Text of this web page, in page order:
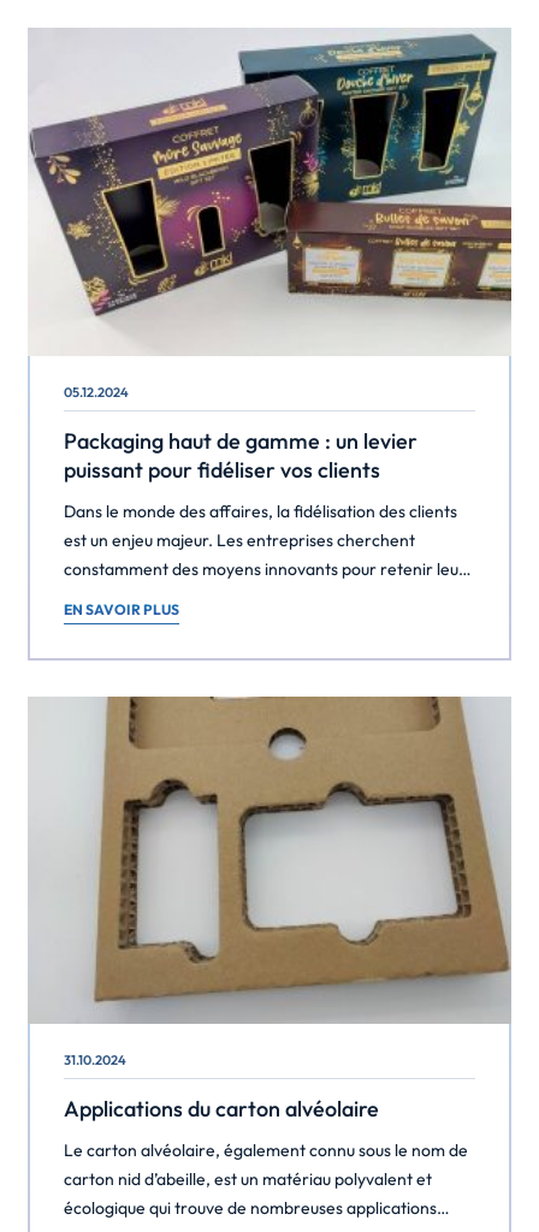
05.12.2024
Packaging haut de gamme : un levier
puissant pour fidéliser vos clients
Dans le monde des affaires, la fidélisation des clients
est un enjeu majeur. Les entreprises cherchent
constamment des moyens innovants pour retenir leurs
efficaces pour atteindre cet objectif est le packaging
haut de gamme. Mais comment un emballage de
EN SAVOIR PLUS
31.10.2024
Applications du carton alvéolaire
Le carton alvéolaire, également connu sous le nom de
carton nid d’abeille, est un matériau polyvalent et
écologique qui trouve de nombreuses applications